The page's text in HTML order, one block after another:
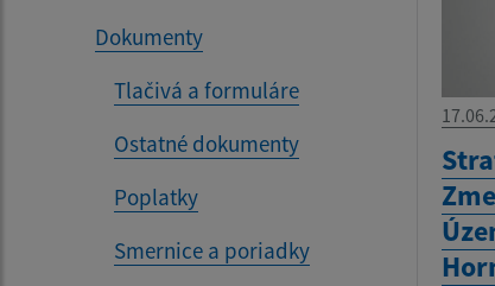
Dokumenty
Tlačivá a formuláre
Ostatné dokumenty
Poplatky
Smernice a poriadky